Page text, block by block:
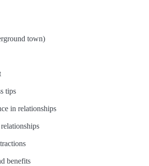
town)
tips
in relationships
benefits